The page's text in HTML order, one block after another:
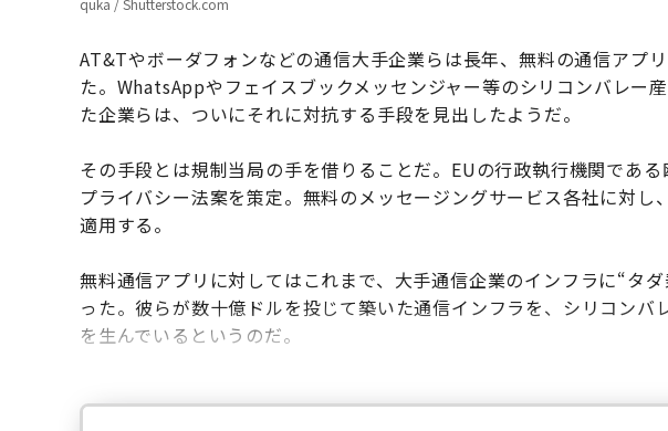
quka / Shutterstock.com
AT&Tやボーダフォンなどの通信大手企業らは長年、無料の通信アプ
た。WhatsAppやフェイスブックメッセンジャー等のシリコンバレー
た企業らは、ついにそれに対抗する手段を見出したようだ。
その手段とは規制当局の手を借りることだ。EUの行政執行機関であ
プライバシー法案を策定。無料のメッセージングサービス各社に対し
適用する。
無料通信アプリに対してはこれまで、大手通信企業のインフラに“タ
った。彼らが数十億ドルを投じて築いた通信インフラを、シリコンバ
を生んでいるというのだ。